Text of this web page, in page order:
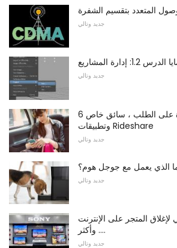
جديد وتالي
الدرس 1.2: إدارة المشاريع
جديد وتالي
6 شعبية سيارات الأجرة على الطلب ، سائق خاص
وتطبيقات Rideshare
جديد وتالي
الذي يعمل مع جوجل هوم؟
جديد وتالي
المتجر على الإنترنت
وأكثر ....
جديد وتالي